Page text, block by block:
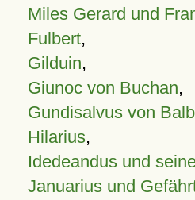
Miles Gerard und
Fulbert,
Gilduin,
Giunoc von Buchan,
Gundisalvus von
Hilarius,
Idedeandus und
Januarius und